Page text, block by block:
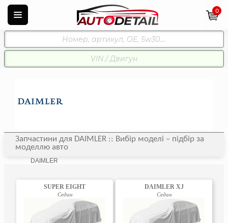
0
Запчастини для DAIMLER :: Вибір моделі – підбір за
моделлю авто
DAIMLER
SUPER EIGHT
Седан
DAIMLER XJ
Седан